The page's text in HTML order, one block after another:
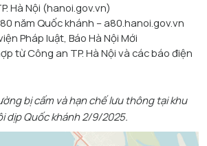
Hà Nội (hanoi.gov.vn)
năm Quốc khánh – a80.hanoi.gov.vn
Pháp luật, Báo Hà Nội Mới
từ Công an TP. Hà Nội và các báo điện
bị cấm và hạn chế lưu thông tại khu
dịp Quốc khánh 2/9/2025.